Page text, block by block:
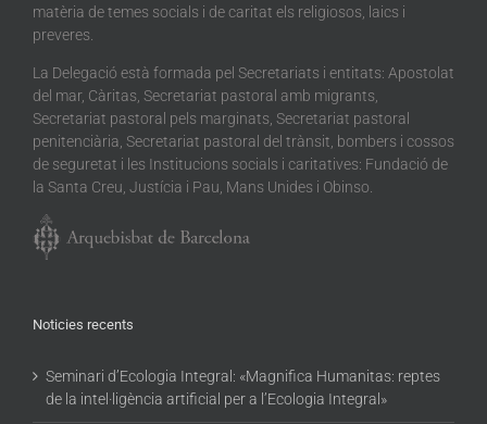
matèria de temes socials i de caritat els religiosos, laics i
preveres.
La Delegació està formada pel Secretariats i entitats: Apostolat
del mar, Càritas, Secretariat pastoral amb migrants,
Secretariat pastoral pels marginats, Secretariat pastoral
penitenciària, Secretariat pastoral del trànsit, bombers i cossos
de seguretat i les Institucions socials i caritatives: Fundació de
la Santa Creu, Justícia i Pau, Mans Unides i Obinso.
Noticies recents
Seminari d’Ecologia Integral: «Magnifica Humanitas: reptes
de la intel·ligència artificial per a l’Ecologia Integral»